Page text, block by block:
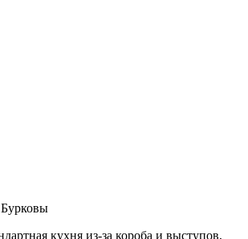
кухня из-за короба и выступов,